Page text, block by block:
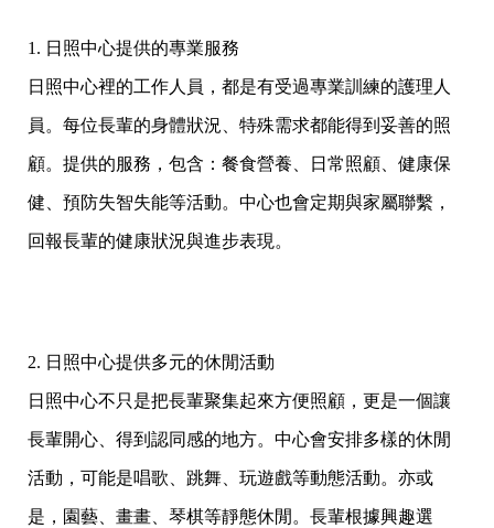
1. 日照中心提供的專業服務
日照中心裡的工作人員，都是有受過專業訓練的護理人
員。每位長輩的身體狀況、特殊需求都能得到妥善的照
顧。提供的服務，包含：餐食營養、日常照顧、健康保
健、預防失智失能等活動。中心也會定期與家屬聯繫，
回報長輩的健康狀況與進步表現。
2. 日照中心提供多元的休閒活動
日照中心不只是把長輩聚集起來方便照顧，更是一個讓
長輩開心、得到認同感的地方。中心會安排多樣的休閒
活動，可能是唱歌、跳舞、玩遊戲等動態活動。亦或
是，園藝、畫畫、琴棋等靜態休閒。長輩根據興趣選